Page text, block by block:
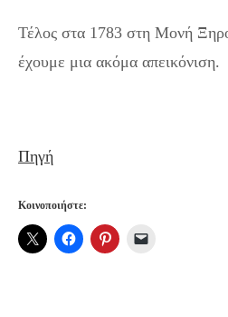
Τέλος στα 1783 στη Μονή
έχουμε μια ακόμα απεικόνιση.
Πηγή
Κοινοποιήστε: